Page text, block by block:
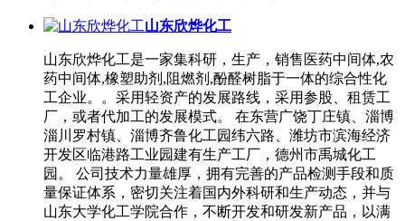
山东欣烨化工
山东欣烨化工是一家集科研，生产，销售医药中间体,农
药中间体,橡塑助剂,阻燃剂,酚醛树脂于一体的综合性化
工企业。。采用轻资产的发展路线，采用参股、租赁工
厂，或者代加工的发展模式。 在东营广饶丁庄镇、淄博
淄川罗村镇、淄博齐鲁化工园纬六路、潍坊市滨海经济
开发区临港路工业园建有生产工厂，德州市禹城化工
园。 公司技术力量雄厚，拥有完善的产品检测手段和质
量保证体系，密切关注着国内外科研和生产动态，并与
山东大学化工学院合作，不断开发和研发新产品，以满